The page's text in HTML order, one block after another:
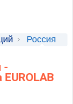
Россия
-